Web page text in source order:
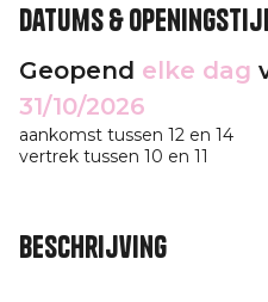
Datums &
Geopend elke dag
31/10/2026
aankomst tussen 12 en 14
vertrek tussen 10 en 11
Beschrijving